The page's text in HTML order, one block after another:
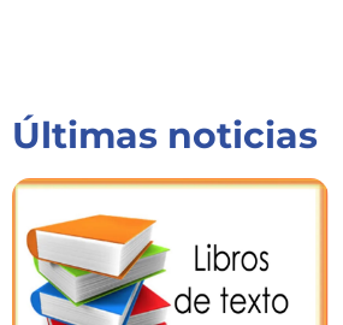
Últimas noticias